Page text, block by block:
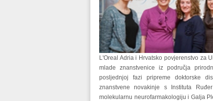
L'Oreal Adria i Hrvatsko povjerenstvo za
mlade znanstvenice iz područja
posljednjoj fazi pripreme doktorske
znanstvene novakinje s Instituta
molekularnu neurofarmakologiju i Galja